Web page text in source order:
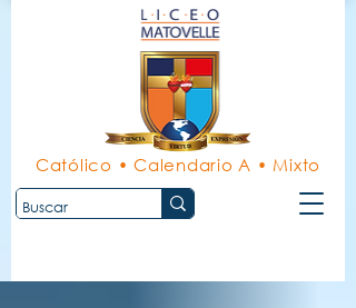
Católico • Calendario A • Mixto